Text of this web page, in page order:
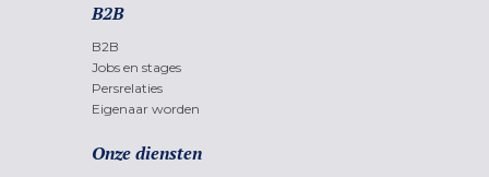
B2B
B2B
Jobs en stages
Persrelaties
Eigenaar worden
Onze diensten